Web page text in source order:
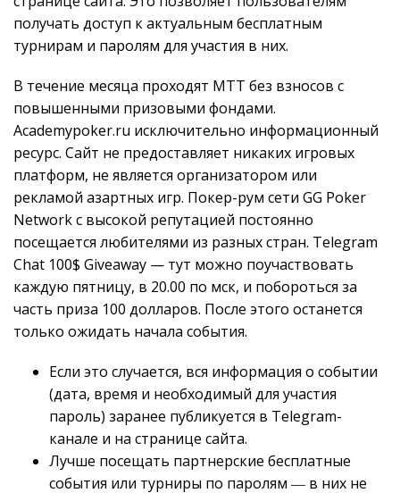
получать доступ к актуальным бесплатным
турнирам и паролям для участия в них.
В течение месяца проходят MTT без взносов с
повышенными призовыми фондами.
Academypoker.ru исключительно информационный
ресурс. Сайт не предоставляет никаких игровых
платформ, не является организатором или
рекламой азартных игр. Покер-рум сети GG Poker
Network с высокой репутацией постоянно
посещается любителями из разных стран. Telegram
Chat 100$ Giveaway — тут можно поучаствовать
каждую пятницу, в 20.00 по мск, и побороться за
часть приза 100 долларов. После этого останется
только ожидать начала события.
Если это случается, вся информация о событии
(дата, время и необходимый для участия
пароль) заранее публикуется в Telegram-
канале и на странице сайта.
Лучше посещать партнерские бесплатные
события или турниры по паролям ― в них не